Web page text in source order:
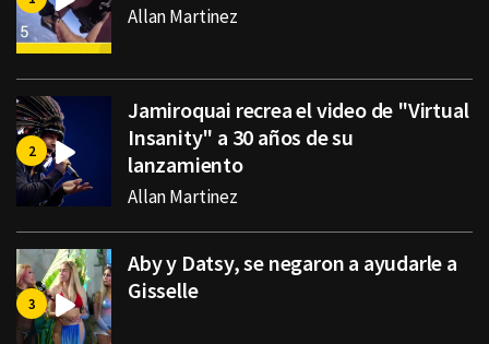
Allan Martinez
Jamiroquai recrea el video de "Virtual
Insanity" a 30 años de su
lanzamiento
Allan Martinez
Aby y Datsy, se negaron a ayudarle a
Gisselle